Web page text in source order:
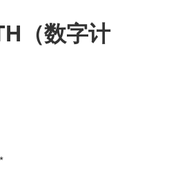
（数字计